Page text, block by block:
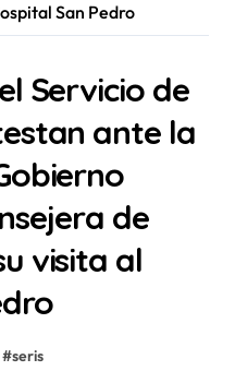
San Pedro
Servicio de
ante la
de
visita al
#seris